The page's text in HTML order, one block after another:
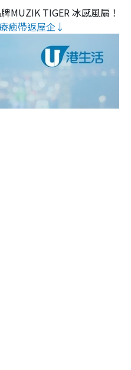
MUZIK TIGER 冰感風扇！
癒帶返屋企↓